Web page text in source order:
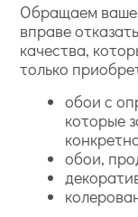
Обращаем ваше
вправе
качества,
только
обои с
которые
обои,